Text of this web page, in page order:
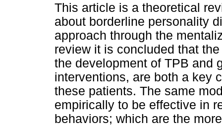
This article is a theoretical
about borderline personality
approach through the
review it is concluded that
the development of TPB and
interventions, are both a key
these patients. The same
empirically to be effective in
behaviors; which are the